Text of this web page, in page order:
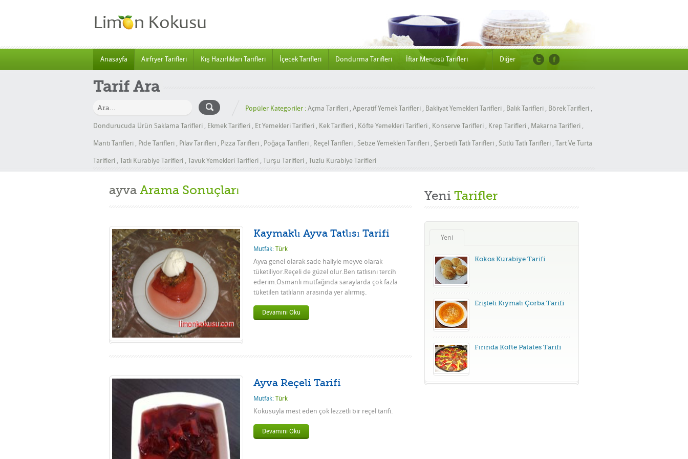
Anasayfa Airfryer Tarifleri Kış Hazırlıkları Tarifleri İçecek Tarifleri Dondurma Tarifleri İftar Menüsü Tarifleri Diğer
Tarif Ara
Popüler Kategoriler : Açma Tarifleri , Aperatif Yemek Tarifleri , Bakliyat Yemekleri Tarifleri , Balık Tarifleri , Börek Tarifleri ,
Dondurucuda Ürün Saklama Tarifleri , Ekmek Tarifleri , Et Yemekleri Tarifleri , Kek Tarifleri , Köfte Yemekleri Tarifleri , Konserve Tarifleri , Krep Tarifleri , Makarna Tarifleri ,
Mantı Tarifleri , Pide Tarifleri , Pilav Tarifleri , Pizza Tarifleri , Poğaça Tarifleri , Reçel Tarifleri , Sebze Yemekleri Tarifleri , Şerbetli Tatlı Tarifleri , Sütlü Tatlı Tarifleri , Tart Ve Turta
Tarifleri , Tatlı Kurabiye Tarifleri , Tavuk Yemekleri Tarifleri , Turşu Tarifleri , Tuzlu Kurabiye Tarifleri
ayva Arama Sonuçları
Kaymaklı Ayva Tatlısı Tarifi
Mutfak: Türk
Ayva genel olarak sade haliyle meyve olarak
tüketiliyor.Reçeli de güzel olur.Ben tatlısını tercih
ederim.Osmanlı mutfağında saraylarda çok fazla
tüketilen tatlıların arasında yer alırmış.
Devamını Oku
Ayva Reçeli Tarifi
Mutfak: Türk
Kokusuyla mest eden çok lezzetli bir reçel tarifi.
Devamını Oku
Yeni Tarifler
Yeni
Kokos Kurabiye Tarifi
Erişteli Kıymalı Çorba Tarifi
Fırında Köfte Patates Tarifi